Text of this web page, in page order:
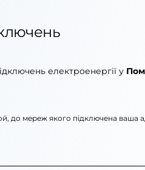
електроенергії у
до мереж якого підключена ваша